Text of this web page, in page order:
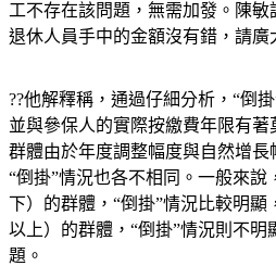
工不存在該問題，無需加發。陳敏
退休人員手中的金額沒有錯，請廣
??他解釋稱，通過仔細分析，“倒
並與參保人的實際按繳費年限有著
群體由於年度調整幅度與自然增
“倒掛”情況也各不相同。一般來說
下）的群體，“倒掛”情況比較明顯
以上）的群體，“倒掛”情況則不明
題。